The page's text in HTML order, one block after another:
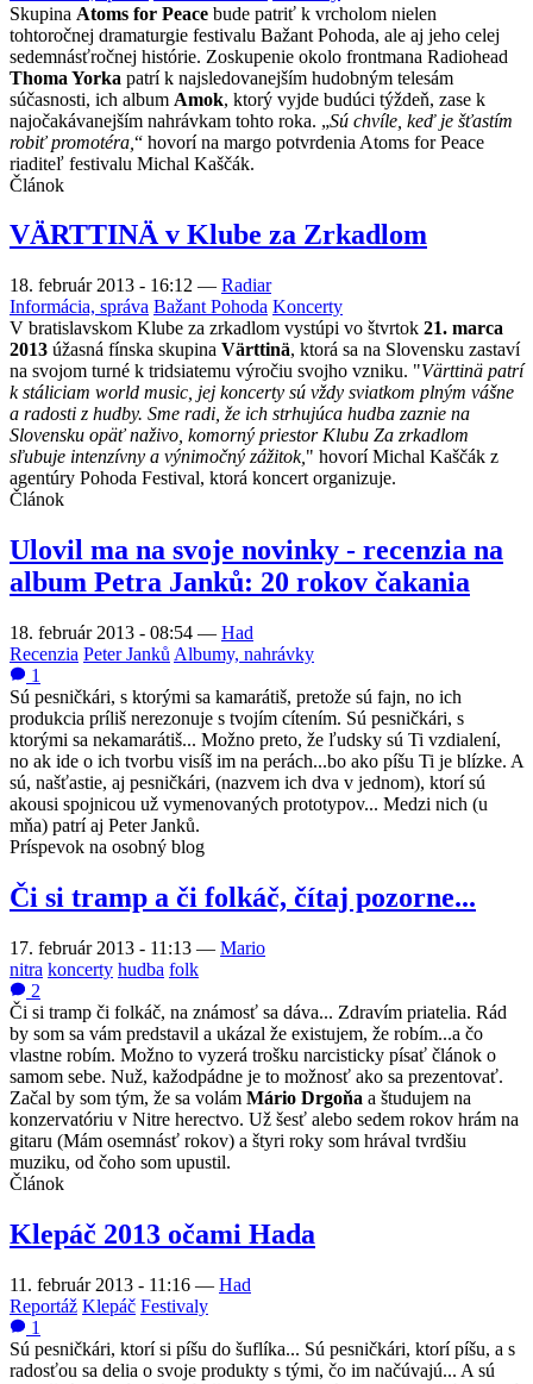
Skupina Atoms for Peace bude patriť k vrcholom nielen
tohtoročnej dramaturgie festivalu Bažant Pohoda, ale aj jeho celej
sedemnásťročnej histórie. Zoskupenie okolo frontmana Radiohead
Thoma Yorka patrí k najsledovanejším hudobným telesám
súčasnosti, ich album Amok, ktorý vyjde budúci týždeň, zase k
najočakávanejším nahrávkam tohto roka. „Sú chvíle, keď je šťastím
robiť promotéra, “ hovorí na margo potvrdenia Atoms for Peace
riaditeľ festivalu Michal Kaščák.
Článok
VÄRTTINÄ v Klube za Zrkadlom
18. február 2013 - 16:12 — Radiar
Informácia, správa Bažant Pohoda Koncerty
V bratislavskom Klube za zrkadlom vystúpi vo štvrtok 21. marca
2013 úžasná fínska skupina Värttinä, ktorá sa na Slovensku zastaví
na svojom turné k tridsiatemu výročiu svojho vzniku. "Värttinä patrí
k stáliciam world music, jej koncerty sú vždy sviatkom plným vášne
a radosti z hudby. Sme radi, že ich strhujúca hudba zaznie na
Slovensku opäť naživo, komorný priestor Klubu Za zrkadlom
sľubuje intenzívny a výnimočný zážitok, " hovorí Michal Kaščák z
agentúry Pohoda Festival, ktorá koncert organizuje.
Článok
Ulovil ma na svoje novinky - recenzia na
album Petra Janků: 20 rokov čakania
18. február 2013 - 08:54 — Had
Recenzia Peter Janků Albumy, nahrávky
1
Sú pesničkári, s ktorými sa kamarátiš, pretože sú fajn, no ich
produkcia príliš nerezonuje s tvojím cítením. Sú pesničkári, s
ktorými sa nekamarátiš... Možno preto, že ľudsky sú Ti vzdialení,
no ak ide o ich tvorbu visíš im na perách...bo ako píšu Ti je blízke. A
sú, našťastie, aj pesničkári, (nazvem ich dva v jednom), ktorí sú
akousi spojnicou už vymenovaných prototypov... Medzi nich (u
mňa) patrí aj Peter Janků.
Príspevok na osobný blog
Či si tramp a či folkáč, čítaj pozorne...
17. február 2013 - 11:13 — Mario
nitra koncerty hudba folk
2
Či si tramp či folkáč, na známosť sa dáva... Zdravím priatelia. Rád
by som sa vám predstavil a ukázal že existujem, že robím...a čo
vlastne robím. Možno to vyzerá trošku narcisticky písať článok o
samom sebe. Nuž, kažodpádne je to možnosť ako sa prezentovať.
Začal by som tým, že sa volám Mário Drgoňa a študujem na
konzervatóriu v Nitre herectvo. Už šesť alebo sedem rokov hrám na
gitaru (Mám osemnásť rokov) a štyri roky som hrával tvrdšiu
muziku, od čoho som upustil.
Článok
Klepáč 2013 očami Hada
11. február 2013 - 11:16 — Had
Reportáž Klepáč Festivaly
1
Sú pesničkári, ktorí si píšu do šuflíka... Sú pesničkári, ktorí píšu, a s
radosťou sa delia o svoje produkty s tými, čo im načúvajú... A sú